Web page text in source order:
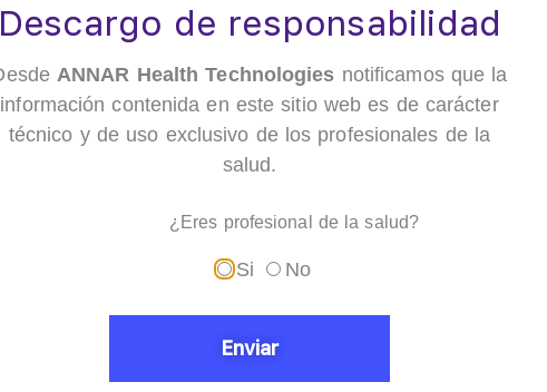
Investigación Hormonal
Ubicación
de responsabilidad
ANNAR Health Technologies notificamos que la
información contenida en este sitio web es de carácter
técnico y de uso exclusivo de los profesionales de la
salud.
¿Eres profesional de la salud?
Si No
Enviar